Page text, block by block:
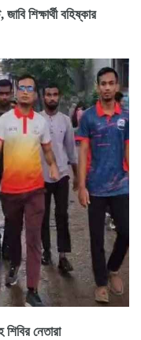
শিক্ষার্থী বহিষ্কার
নেতারা